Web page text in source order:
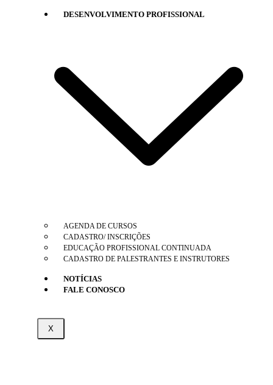
DESENVOLVIMENTO PROFISSIONAL
AGENDA DE CURSOS
CADASTRO/ INSCRIÇÕES
EDUCAÇÃO PROFISSIONAL CONTINUADA
CADASTRO DE PALESTRANTES E INSTRUTORES
NOTÍCIAS
FALE CONOSCO
X